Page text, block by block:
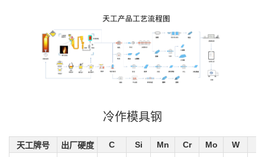
冷作模具钢
天工牌号 出厂硬度 C Si Mn Cr Mo W